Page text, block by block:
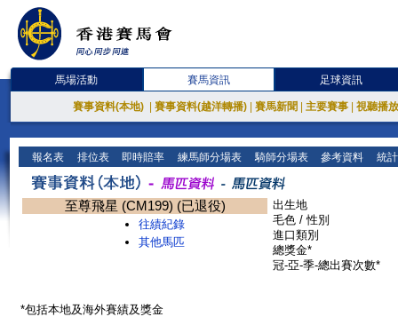
馬場活動 賽馬資訊 足球資訊
賽事資料(本地) 賽事資料(越洋轉播) 賽馬新聞 主要賽事 視聽播
報名表 排位表 即時賠率 練馬師分場表 騎師分場表 參考資料 統
至尊飛星 (CM199) (已退役)
往績紀錄
其他馬匹
出生地
毛色 / 性別
進口類別
總獎金*
冠-亞-季-總出賽次數*
*包括本地及海外賽績及獎金